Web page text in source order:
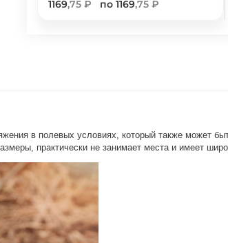
1169,75 ₽ по 1169,75 ₽
в полевых условиях, который также может
практически не занимает места и имеет